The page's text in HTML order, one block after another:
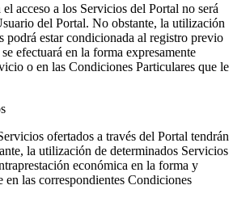
acceso a los Servicios del Portal no será
del Portal. No obstante, la utilización
podrá estar condicionada al registro previo
efectuará en la forma expresamente
o en las Condiciones Particulares que le
ofertados a través del Portal tendrán
la utilización de determinados Servicios
económica en la forma y
en las correspondientes Condiciones